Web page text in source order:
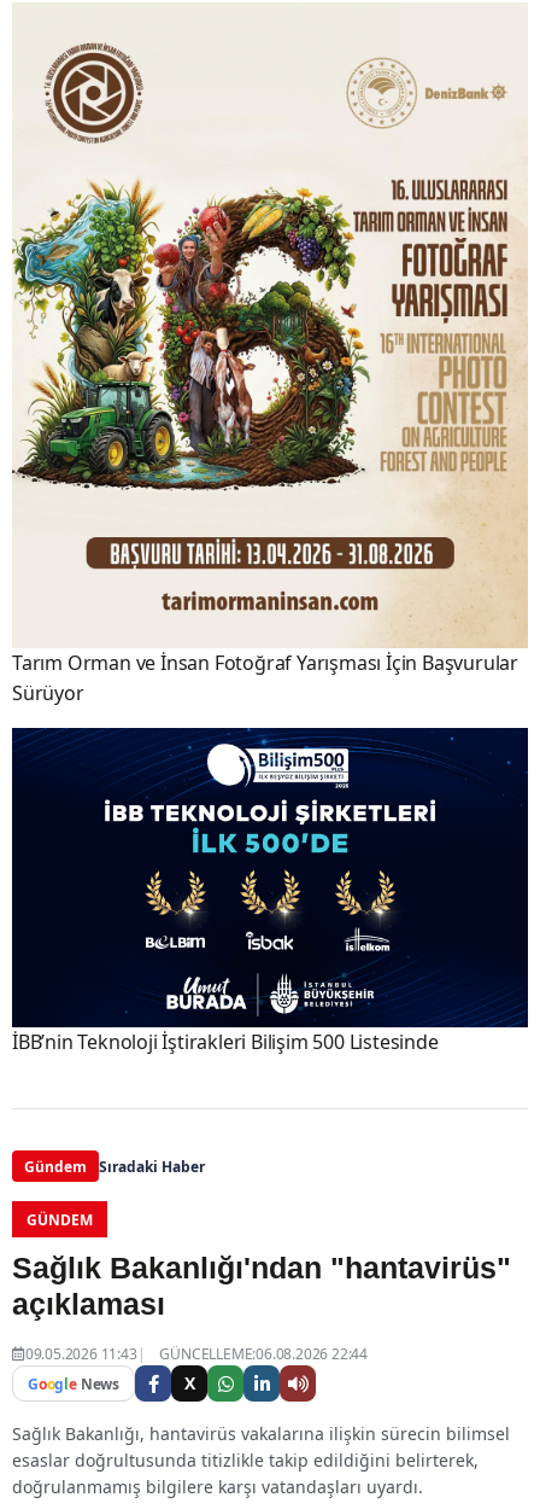
Tarım Orman ve İnsan Fotoğraf Yarışması İçin Başvurular
Sürüyor
İBB’nin Teknoloji İştirakleri Bilişim 500 Listesinde
Gündem Sıradaki Haber
GÜNDEM
Sağlık Bakanlığı'ndan "hantavirüs"
açıklaması
09.05.2026 11:43
GÜNCELLEME:06.08.2026 22:44
Google News X
Sağlık Bakanlığı, hantavirüs vakalarına ilişkin sürecin bilimsel
esaslar doğrultusunda titizlikle takip edildiğini belirterek,
doğrulanmamış bilgilere karşı vatandaşları uyardı.